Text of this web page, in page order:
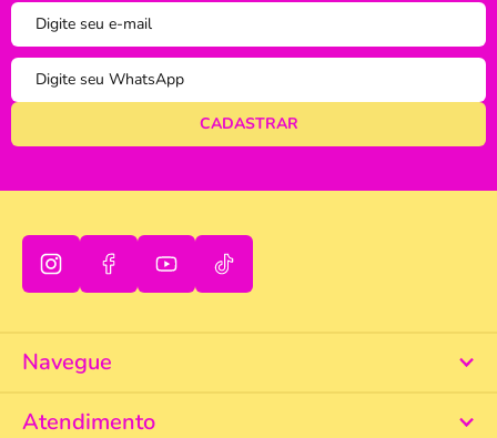
Navegue
Atendimento